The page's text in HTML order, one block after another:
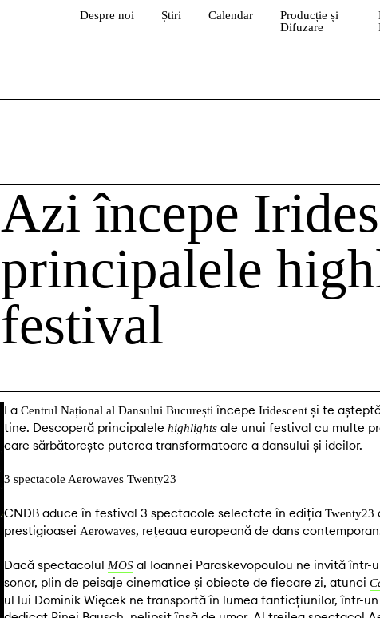
Despre noi Știri Calendar
Producție și
Difuzare
Azi începe
principalele
festival
La Centrul Național al Dansului Bucureștiîncepe Iridescent și te
tine. Descoperă principalele highlights ale unui festival cu multe
care sărbătorește puterea transformatoare a dansului și ideilor.
3 spectacole Aerowaves Twenty23
CNDB aduce în festival 3 spectacole selectate în ediția Twenty23
prestigioasei Aerowaves, rețeaua europeană de dans
Dacă spectacolul MOSal Ioannei Paraskevopoulou ne invită într-
sonor, plin de peisaje cinematice și obiecte de fiecare zi, atunci
ul lui Dominik Więcek ne transportă în lumea fanficțiunilor, într-